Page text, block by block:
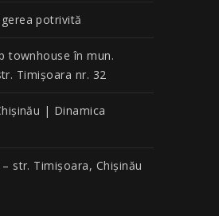
potrivită
townhouse în mun.
Timișoara nr. 32
| Dinamica
str. Timișoara, Chișinău